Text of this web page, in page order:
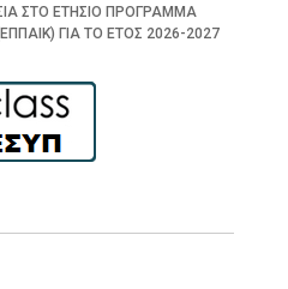
ΣΤΟ ΕΤΗΣΙΟ ΠΡΟΓΡΑΜΜΑ
ΓΙΑ ΤΟ ΕΤΟΣ 2026-2027